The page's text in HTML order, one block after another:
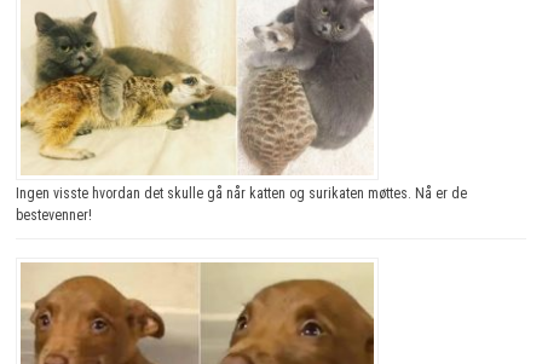
Ingen visste hvordan det skulle gå når katten og surikaten møttes. Nå er de
bestevenner!